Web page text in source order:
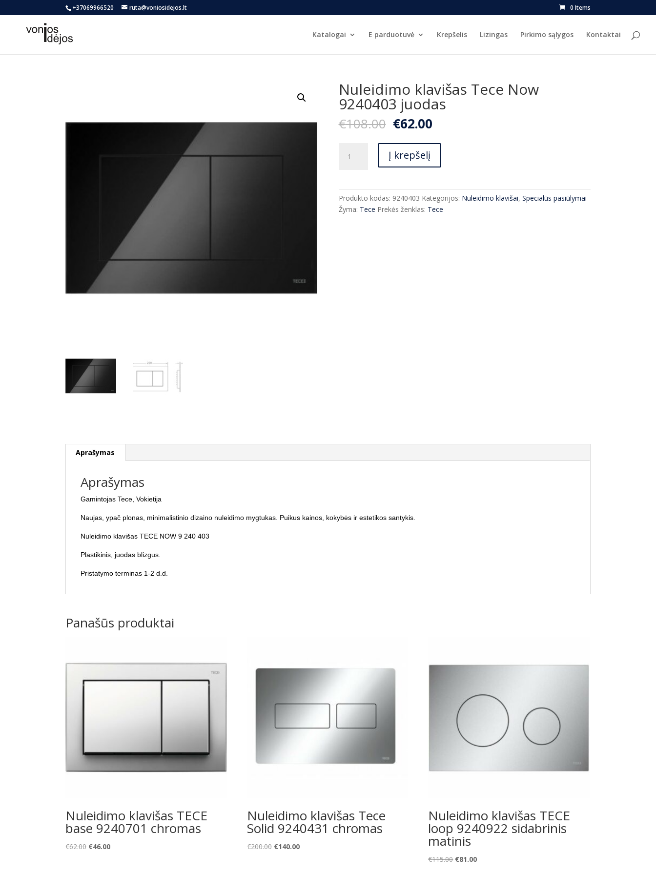
+37069966520 ruta@voniosidejos.lt 0 Items
Katalogai E parduotuvė Krepšelis Lizingas Pirkimo sąlygos Kontaktai
Nuleidimo klavišas Tece Now
9240403 juodas
€108.00 Original
price
was:
€108.00.
€62.00Current
is:
kiekis:
Tece
Now
9240403
Į krepšelį
Produkto kodas: 9240403 Kategorijos: Nuleidimo klavišai, Specialūs pasiūlymai
Žyma: Tece Prekės ženklas: Tece
Aprašymas
Aprašymas
Gamintojas Tece, Vokietija
Naujas, ypač plonas, minimalistinio dizaino nuleidimo mygtukas. Puikus kainos, kokybės ir estetikos santykis.
Nuleidimo klavišas TECE NOW 9 240 403
Plastikinis, juodas blizgus.
​Pristatymo terminas 1-2 d.d.
Panašūs produktai
Nuleidimo klavišas TECE
base 9240701 chromas
€62.00 Original
€46.00Current
Nuleidimo klavišas Tece
Solid 9240431 chromas
€200.00 Original
€140.00Current
Nuleidimo klavišas TECE
loop 9240922 sidabrinis
matinis
€115.00 Original
€81.00Current